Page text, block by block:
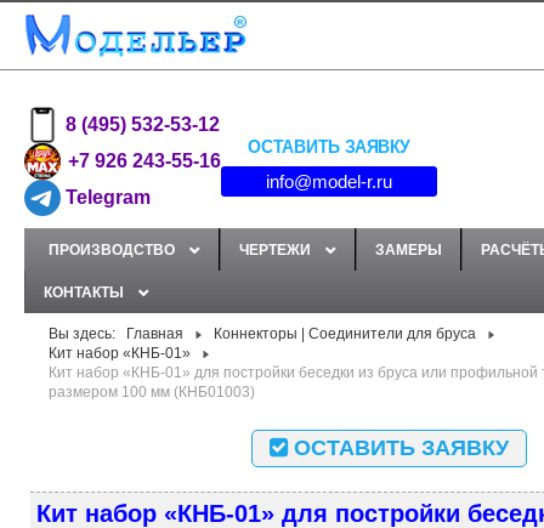
8 (495) 532-53-12
+7 926 243-55-16
Telegram
ОСТАВИТЬ ЗАЯВКУ
info@model-r.ru
ПРОИЗВОДСТВО ЧЕРТЕЖИ ЗАМЕРЫ
КОНТАКТЫ
Вы здесь: Главная
Коннекторы | Соединители для бруса
Кит набор «КНБ-01»
Кит набор «КНБ-01» для постройки беседки из бруса или профильной
размером 100 мм (КНБ01003)
ОСТАВИТЬ ЗАЯВКУ
Кит набор «КНБ-01» для постройки